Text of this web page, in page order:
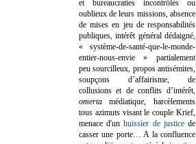
et bureaucraties incontrôlés ou
oublieux de leurs missions, absence
de mises en jeu de responsabilités
publiques, intérêt général dédaigné,
« système-de-santé-que-le-monde-
entier-nous-envie » partialement
peu sourcilleux, propos antisémites,
soupçons d’affairisme, de
collusions et de conflits d’intérêt,
omertamédiatique, harcèlements
tous azimuts visant le couple Krief,
menace d'unhuissier de justicede
casser une porte… A la confluence